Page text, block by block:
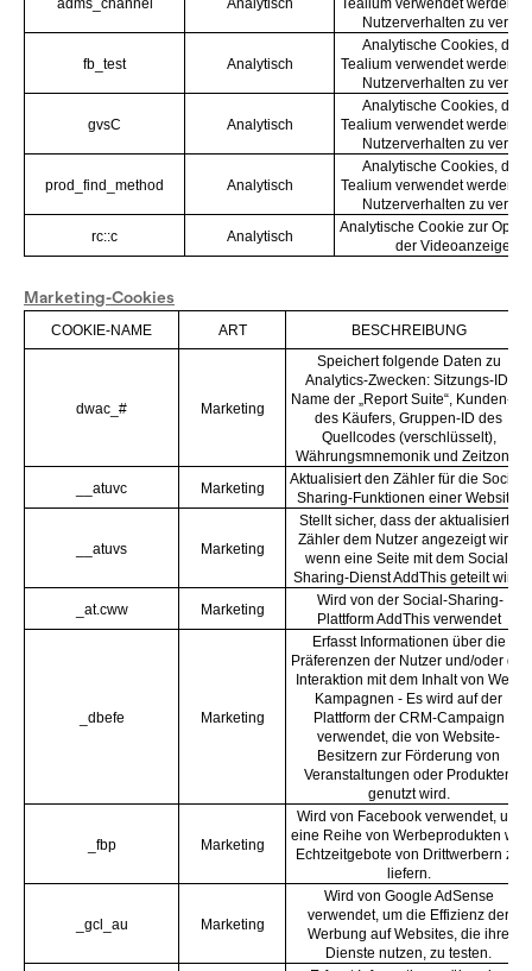
adms_channel Analytisch
Tealium verwendet werden,
Nutzerverhalten zu
fb_test Analytisch
Analytische Cookies, die
Tealium verwendet werden,
Nutzerverhalten zu
gvsC Analytisch
Analytische Cookies, die
Tealium verwendet werden,
Nutzerverhalten zu
prod_find_method Analytisch
Analytische Cookies, die
Tealium verwendet werden,
Nutzerverhalten zu
rc::c
Analytisch
Analytische Cookie zur
der Videoanzeige
Marketing-Cookies
COOKIE-NAME ART BESCHREIBUNG
dwac_# Marketing
Speichert folgende Daten zu
Analytics-Zwecken: Sitzungs-ID,
Name der „Report Suite“, Kunden-ID
des Käufers, Gruppen-ID des
Quellcodes (verschlüsselt),
Währungsmnemonik und Zeitzone.
__atuvc
Marketing
Aktualisiert den Zähler für die Social-
Sharing-Funktionen einer Website.
__atuvs Marketing
Stellt sicher, dass der aktualisierte
Zähler dem Nutzer angezeigt wird,
wenn eine Seite mit dem Social-
Sharing-Dienst AddThis geteilt wird.
_at.cww
Marketing
Wird von der Social-Sharing-
Plattform AddThis verwendet
_dbefe Marketing
Erfasst Informationen über die
Präferenzen der Nutzer und/oder die
Interaktion mit dem Inhalt von Web-
Kampagnen - Es wird auf der
Plattform der CRM-Campaign
verwendet, die von Website-
Besitzern zur Förderung von
Veranstaltungen oder Produkten
genutzt wird.
_fbp Marketing
Wird von Facebook verwendet, um
eine Reihe von Werbeprodukten wie
Echtzeitgebote von Drittwerbern zu
liefern.
_gcl_au Marketing
Wird von Google AdSense
verwendet, um die Effizienz der
Werbung auf Websites, die ihre
Dienste nutzen, zu testen.